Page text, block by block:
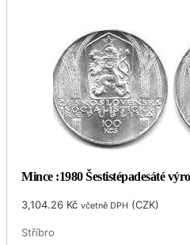
Mince :1980 Šestistépadesáté
3,104.26 Kč včetně DPH (CZK)
Stříbro